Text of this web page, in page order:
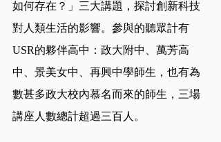
如何存在？」三大講題，探討創新科技
對人類生活的影響。參與的聽眾計有
USR的夥伴高中：政大附中、萬芳高
中、景美女中、再興中學師生，也有為
數甚多政大校內慕名而來的師生，三場
講座人數總計超過三百人。